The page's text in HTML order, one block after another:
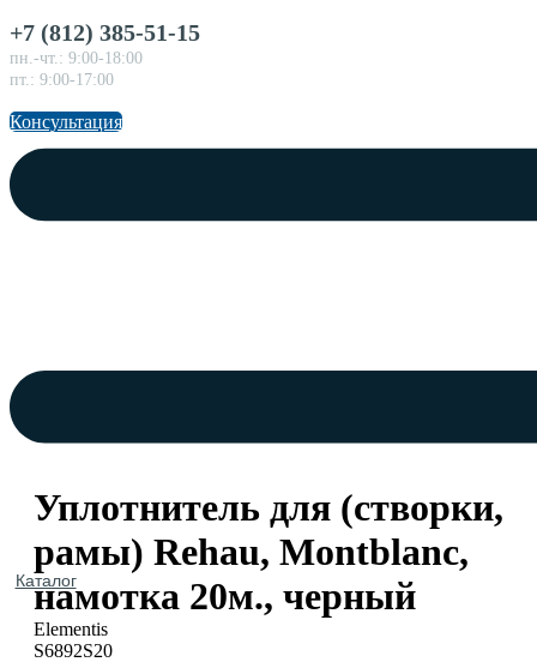
Каталог
+7 (812) 385-51-15
пн.-чт.: 9:00-18:00
пт.: 9:00-17:00
Консультация
Уплотнитель для (створки,
рамы) Rehau, Montblanc,
намотка 20м., черный
Elementis
S6892S20